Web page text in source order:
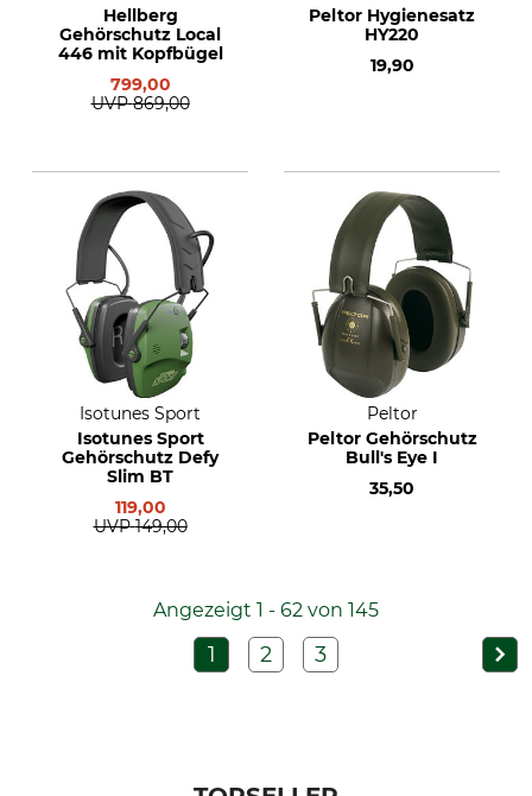
Hellberg
Gehörschutz Local
446 mit Kopfbügel
799,00
UVP 869,00
Peltor Hygienesatz
HY220
19,90
Isotunes Sport
Isotunes Sport
Gehörschutz Defy
Slim BT
119,00
UVP 149,00
Peltor
Peltor Gehörschutz
Bull's Eye I
35,50
Angezeigt 1 - 62 von 145
1 2 3